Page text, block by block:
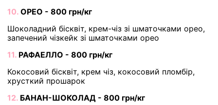
10. ОРЕО - 800 грн/кг
Шоколадний бісквіт, крем-чіз зі шматочками орео,
запечений чізкейк зі шматочками орео
11. РАФАЕЛЛО - 800 грн/кг
Кокосовий бісквіт, крем чіз, кокосовий пломбір,
хрусткий прошарок
12. БАНАН-ШОКОЛАД - 800 грн/кг